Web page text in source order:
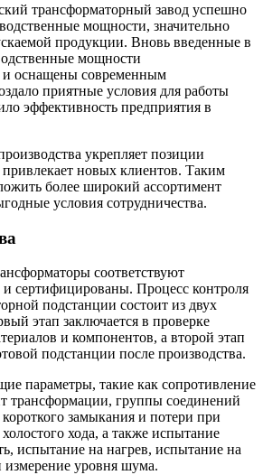
трансформаторный завод успешно
мощности, значительно
продукции. Вновь введенные в
мощности
и оснащены современным
приятные условия для работы
эффективность предприятия в
укрепляет позиции
новых клиентов. Таким
более широкий ассортимент
условия сотрудничества.
соответствуют
сертифицированы. Процесс контроля
подстанции состоит из двух
этап заключается в проверке
и компонентов, а второй этап
подстанции после производства.
параметры, такие как сопротивление
трансформации, группы соединений
замыкания и потери при
хода, а также испытание
испытание на нагрев, испытание на
измерение уровня шума.